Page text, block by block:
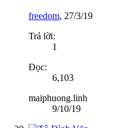
freedom, 27/3/19
Trả lời:
1
Đọc:
6,103
maiphuong.linh
9/10/19